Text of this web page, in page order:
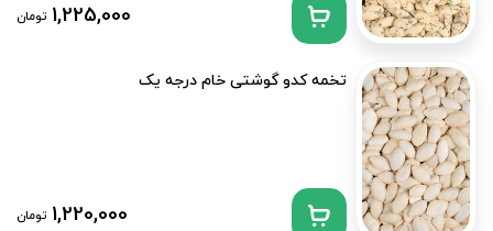
1,225,000 تومان
تخمه کدو گوشتی خام درجه یک
1,220,000 تومان